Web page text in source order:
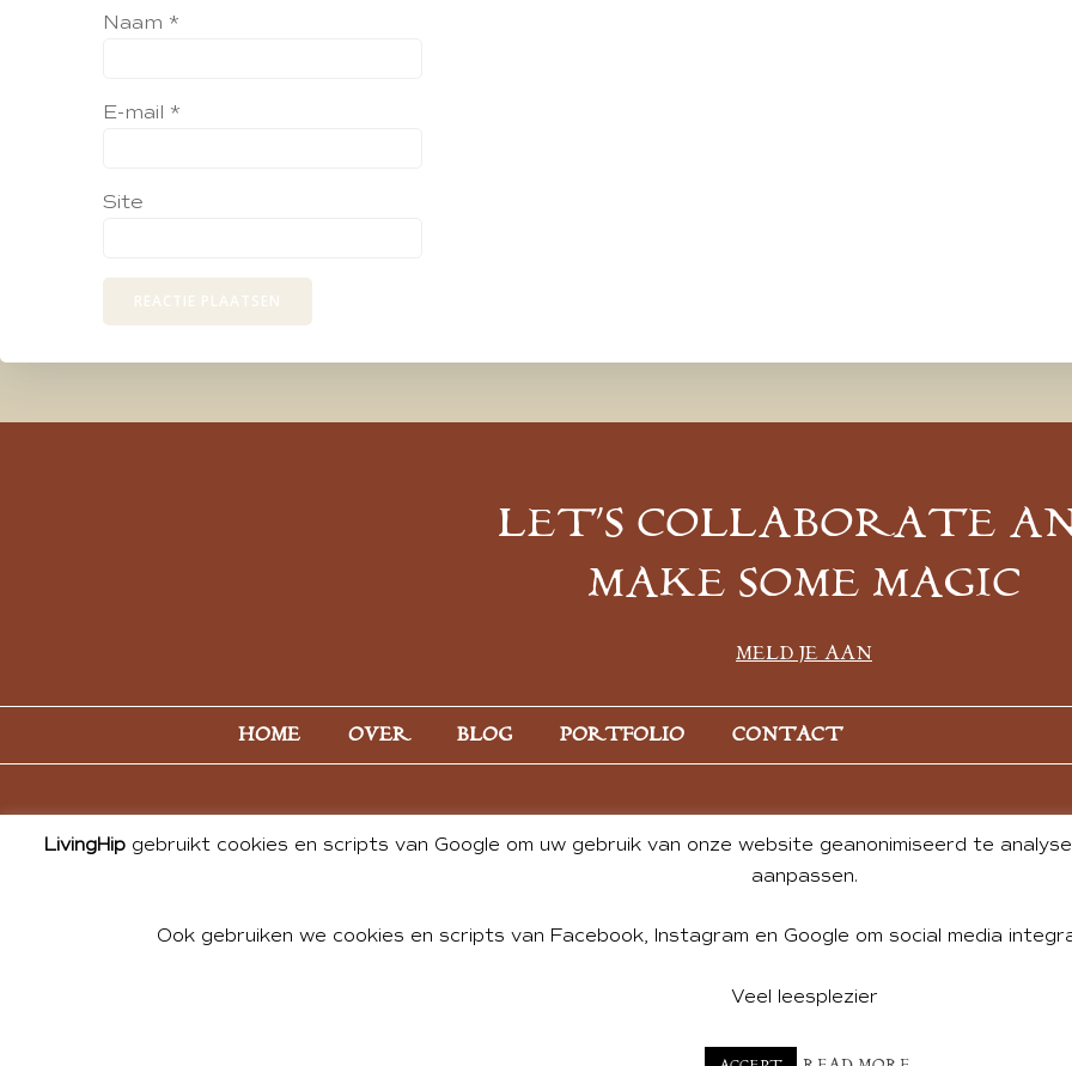
Naam *
E-mail *
Site
LET’S COLLABORATE
MAKE SOME MAGIC
MELD JE AAN
HOME OVER BLOG PORTFOLIO CONTACT
© 2026 ALL PHOTOS & CONTENT BY ANDREA DE GROOT. WEBSITE DESIGN BY
LivingHip gebruikt cookies en scripts van Google om uw gebruik van onze website geanonimiseerd te
aanpassen.
Ook gebruiken we cookies en scripts van Facebook, Instagram en Google om social media
Veel leesplezier